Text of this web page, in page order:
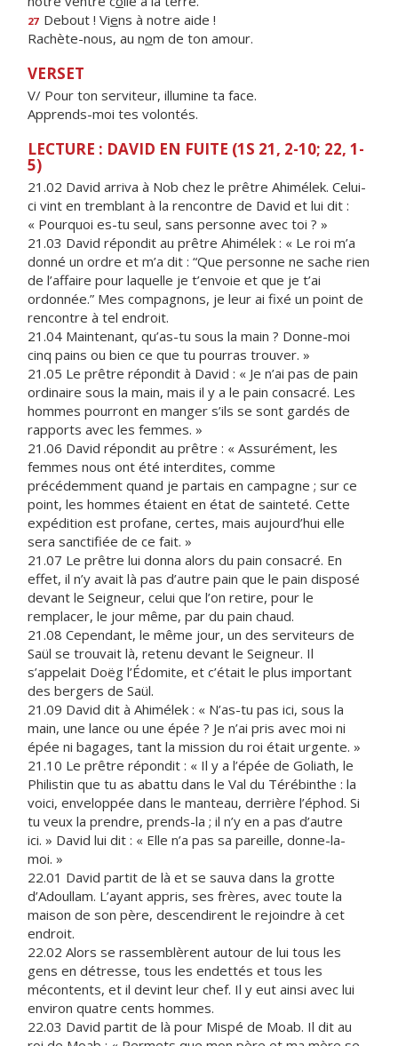
27 Debout ! Viens à notre aide !
Rachète-nous, au nom de ton amour.
VERSET
V/ Pour ton serviteur, illumine ta face.
Apprends-moi tes volontés.
LECTURE : DAVID EN FUITE (1S 21, 2-10; 22, 1-
5)
21.02 David arriva à Nob chez le prêtre Ahimélek. Celui-
ci vint en tremblant à la rencontre de David et lui dit :
« Pourquoi es-tu seul, sans personne avec toi ? »
21.03 David répondit au prêtre Ahimélek : « Le roi m’a
donné un ordre et m’a dit : “Que personne ne sache rien
de l’affaire pour laquelle je t’envoie et que je t’ai
ordonnée.” Mes compagnons, je leur ai fixé un point de
rencontre à tel endroit.
21.04 Maintenant, qu’as-tu sous la main ? Donne-moi
cinq pains ou bien ce que tu pourras trouver. »
21.05 Le prêtre répondit à David : « Je n’ai pas de pain
ordinaire sous la main, mais il y a le pain consacré. Les
hommes pourront en manger s’ils se sont gardés de
rapports avec les femmes. »
21.06 David répondit au prêtre : « Assurément, les
femmes nous ont été interdites, comme
précédemment quand je partais en campagne ; sur ce
point, les hommes étaient en état de sainteté. Cette
expédition est profane, certes, mais aujourd’hui elle
sera sanctifiée de ce fait. »
21.07 Le prêtre lui donna alors du pain consacré. En
effet, il n’y avait là pas d’autre pain que le pain disposé
devant le Seigneur, celui que l’on retire, pour le
remplacer, le jour même, par du pain chaud.
21.08 Cependant, le même jour, un des serviteurs de
Saül se trouvait là, retenu devant le Seigneur. Il
s’appelait Doëg l’Édomite, et c’était le plus important
des bergers de Saül.
21.09 David dit à Ahimélek : « N’as-tu pas ici, sous la
main, une lance ou une épée ? Je n’ai pris avec moi ni
épée ni bagages, tant la mission du roi était urgente. »
21.10 Le prêtre répondit : « Il y a l’épée de Goliath, le
Philistin que tu as abattu dans le Val du Térébinthe : la
voici, enveloppée dans le manteau, derrière l’éphod. Si
tu veux la prendre, prends-la ; il n’y en a pas d’autre
ici. » David lui dit : « Elle n’a pas sa pareille, donne-la-
moi. »
22.01 David partit de là et se sauva dans la grotte
d’Adoullam. L’ayant appris, ses frères, avec toute la
maison de son père, descendirent le rejoindre à cet
endroit.
22.02 Alors se rassemblèrent autour de lui tous les
gens en détresse, tous les endettés et tous les
mécontents, et il devint leur chef. Il y eut ainsi avec lui
environ quatre cents hommes.
22.03 David partit de là pour Mispé de Moab. Il dit au